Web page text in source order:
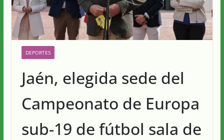
DEPORTES
Jaén, elegida sede del
Campeonato de Europa
sub-19 de fútbol sala de